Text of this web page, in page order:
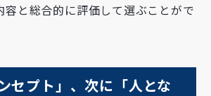
容と総合的に評価して選ぶことがで
セプト」、次に「人とな